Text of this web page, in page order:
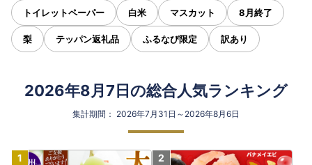
トイレットペーパー 白米 マスカット 8月終了
梨 テッパン返礼品 ふるなび限定 訳あり
2026年8月7日の総合人気ランキング
集計期間： 2026年7月31日～2026年8月6日